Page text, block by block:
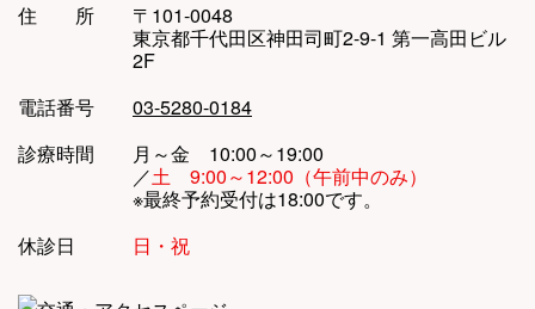
住 所
〒101-0048
東京都千代田区神田司町2-9-1 第一高田ビル
2F
電話番号
03-5280-0184
診療時間
月～金 10:00～19:00
／土 9:00～12:00（午前中のみ）
※最終予約受付は18:00です。
休診日
日・祝